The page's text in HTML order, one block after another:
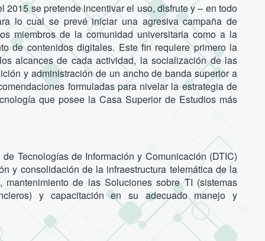
se pretende incentivar el uso, disfrute y – en todo
lo cual se prevé iniciar una agresiva campaña de
miembros de la comunidad universitaria como a la
de contenidos digitales. Este fin requiere primero la
alcances de cada actividad, la socialización de las
y administración de un ancho de banda superior a
formuladas para nivelar la estrategia de
que posee la Casa Superior de Estudios más
Tecnologías de Información y Comunicación (DTIC)
y consolidación de la infraestructura telemática de la
de las Soluciones sobre TI (sistemas
y capacitación en su adecuado manejo y